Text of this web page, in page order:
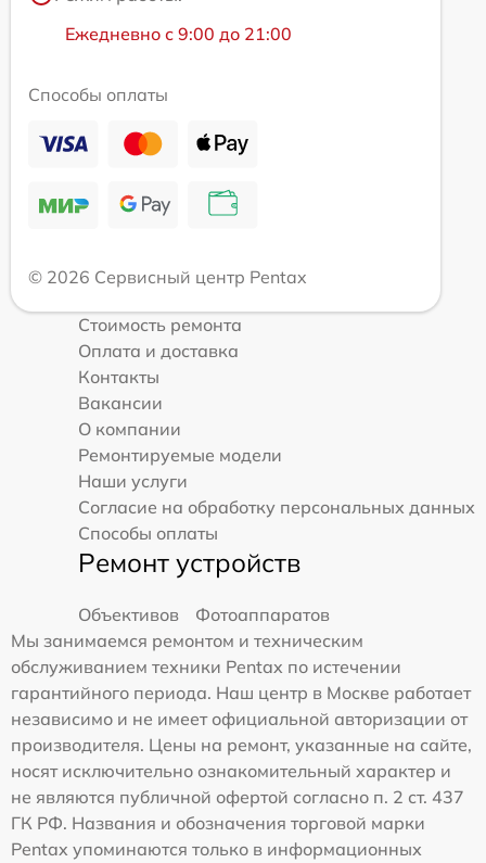
Ежедневно с 9:00 до 21:00
Способы оплаты
© 2026 Сервисный центр Pentax
Стоимость ремонта
Оплата и доставка
Контакты
Вакансии
О компании
Ремонтируемые модели
Наши услуги
Согласие на обработку персональных данных
Способы оплаты
Ремонт устройств
Объективов
Фотоаппаратов
Мы занимаемся ремонтом и техническим
обслуживанием техники Pentax по истечении
гарантийного периода. Наш центр в Москве работает
независимо и не имеет официальной авторизации от
производителя. Цены на ремонт, указанные на сайте,
носят исключительно ознакомительный характер и
не являются публичной офертой согласно п. 2 ст. 437
ГК РФ. Названия и обозначения торговой марки
Pentax упоминаются только в информационных